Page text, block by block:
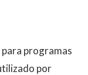
programas
por